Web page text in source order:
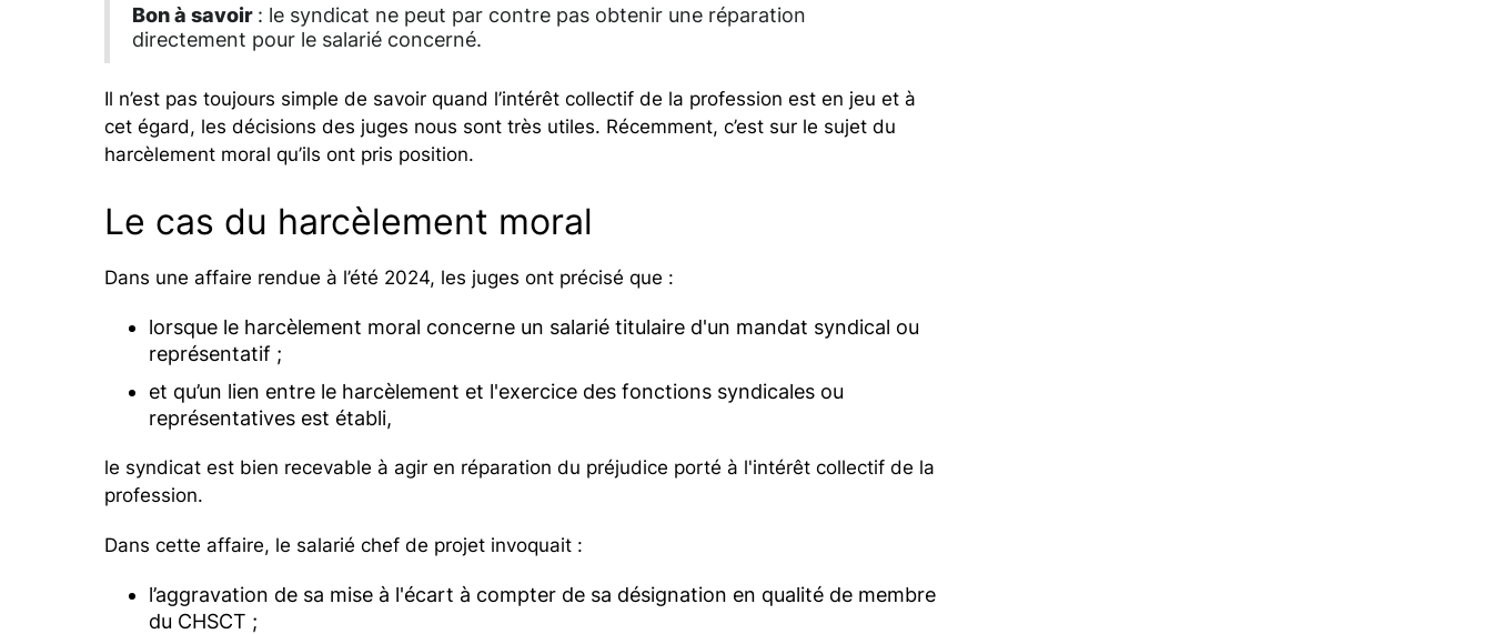
Bon à savoir : le syndicat ne peut par contre pas obtenir une réparation
directement pour le salarié concerné.
Il n’est pas toujours simple de savoir quand l’intérêt collectif de la profession est en jeu et à
cet égard, les décisions des juges nous sont très utiles. Récemment, c’est sur le sujet du
harcèlement moral qu’ils ont pris position.
Le cas du harcèlement moral
Dans une affaire rendue à l’été 2024, les juges ont précisé que :
lorsque le harcèlement moral concerne un salarié titulaire d'un mandat syndical ou
représentatif ;
et qu’un lien entre le harcèlement et l'exercice des fonctions syndicales ou
représentatives est établi,
le syndicat est bien recevable à agir en réparation du préjudice porté à l'intérêt collectif de la
profession.
Dans cette affaire, le salarié chef de projet invoquait :
l’aggravation de sa mise à l'écart à compter de sa désignation en qualité de membre
du CHSCT ;